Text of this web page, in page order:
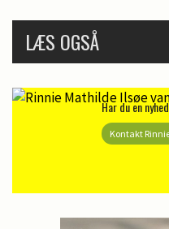
LÆS OGSÅ
Har du en
Kontakt